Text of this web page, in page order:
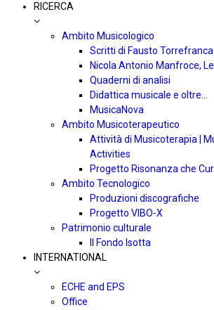
RICERCA
Ambito Musicologico
Scritti di Fausto Torrefranca
Nicola Antonio Manfroce,
Quaderni di analisi
Didattica musicale e oltre…
MusicaNova
Ambito Musicoterapeutico
Attività di Musicoterapia |
Activities
Progetto Risonanza che
Ambito Tecnologico
Produzioni discografiche
Progetto VIBO-X
Patrimonio culturale
Il Fondo Isotta
INTERNATIONAL
ECHE and EPS
Office